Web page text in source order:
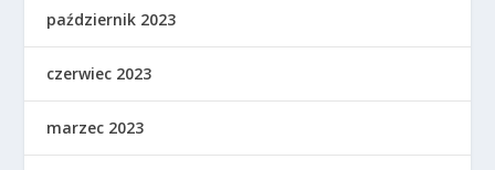
październik 2023
czerwiec 2023
marzec 2023